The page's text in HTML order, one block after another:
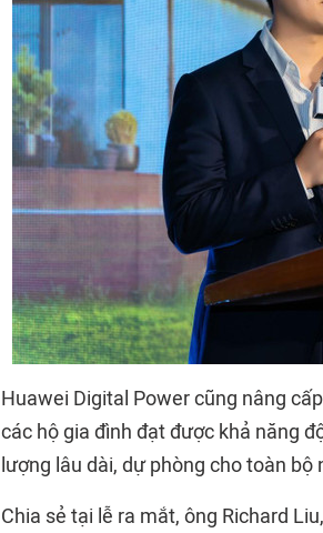
Huawei Digital Power cũng nâng
các hộ gia đình đạt được khả năng
lượng lâu dài, dự phòng cho toàn
Chia sẻ tại lễ ra mắt, ông Richard